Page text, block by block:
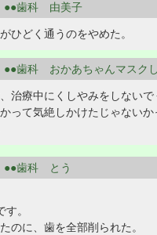
●●歯科 由美子
ひどく通うのをやめた。
歯科 おかあちゃんマスク
治療中にくしやみをしないで
って気絶しかけたじゃない
●●歯科 とう
。
のに、歯を全部削られた。